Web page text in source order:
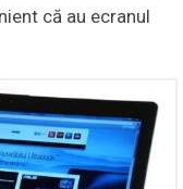
că au ecranul